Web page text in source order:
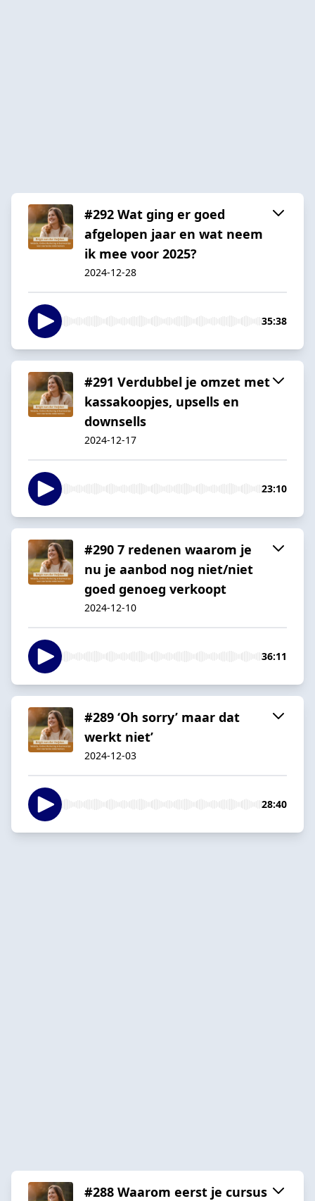
#292 Wat ging er goed
afgelopen jaar en wat neem
ik mee voor 2025?
2024-12-28
35:38
#291 Verdubbel je omzet met
kassakoopjes, upsells en
downsells
2024-12-17
23:10
#290 7 redenen waarom je
nu je aanbod nog niet/niet
goed genoeg verkoopt
2024-12-10
36:11
#289 ‘Oh sorry’ maar dat
werkt niet’
2024-12-03
28:40
#288 Waarom eerst je cursus